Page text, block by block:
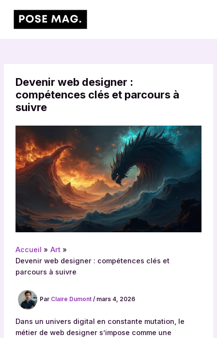
contenu
Devenir web designer :
compétences clés et parcours à
suivre
Accueil
Art
Devenir web designer : compétences clés et
parcours à suivre
Par Claire Dumont / mars 4, 2026
Dans un univers digital en constante mutation, le
métier de web designer s’impose comme une